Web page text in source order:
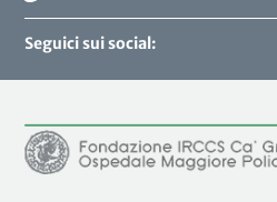
Seguici sui social: